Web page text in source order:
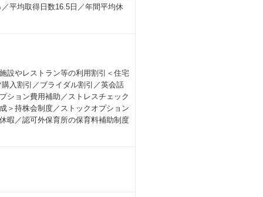
平均取得日数16.5日／年間平均休
設やレストラン等の利用割引＜住宅
入割引／ブライダル割引／英会話
ション費用補助／ストレスチェック
＞持株会制度／ストックオプション
暇／認可外保育所の保育料補助制度